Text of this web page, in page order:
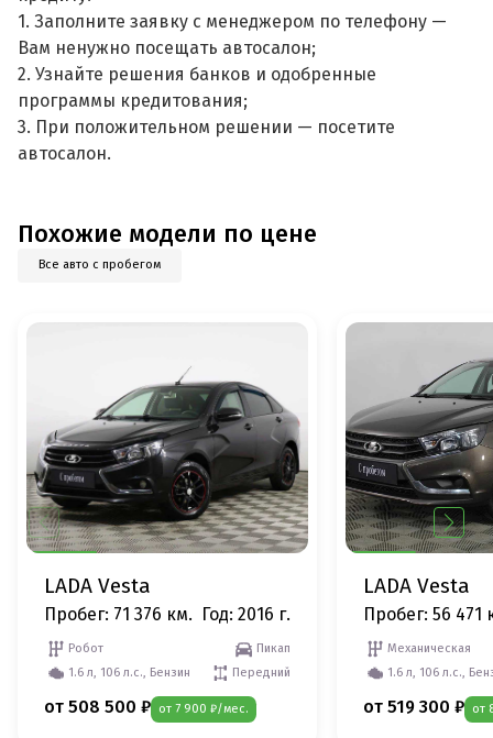
1. Заполните заявку с менеджером по телефону —
Вам ненужно посещать автосалон;
2. Узнайте решения банков и одобренные
программы кредитования;
3. При положительном решении — посетите
автосалон.
Похожие модели по цене
Все авто с пробегом
LADA Vesta
Пробег: 71 376 км. Год: 2016 г.
Робот
Пикап
1.6 л, 106 л.с., Бензин
Передний
от 508 500 ₽ от 7 900 ₽/мес.
LADA Vesta
Пробег: 56 471
Механическая
1.6 л, 106 л.с.,
от 519 300 ₽ от